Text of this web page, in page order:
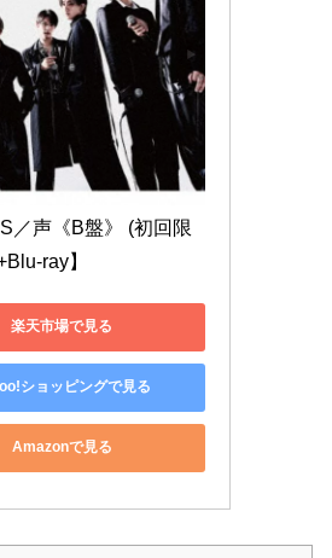
／声《B盤》 (初回限
ray】
楽天市場で見る
ショッピングで見る
Amazonで見る